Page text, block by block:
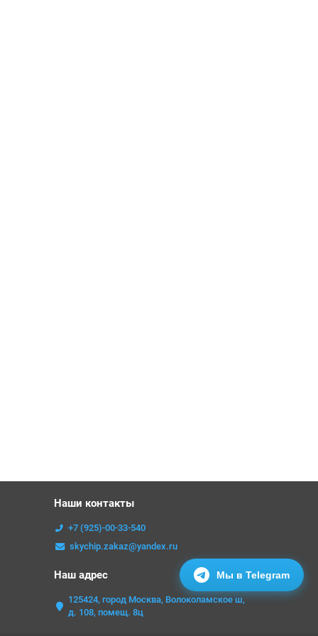
Мы в Telegram
Наши контакты
+7 (925)-00-33-540
skychip.zakaz@yandex.ru
Наш адрес
125424, город Москва, Волоколамское ш,
д. 108, помещ. 8ц